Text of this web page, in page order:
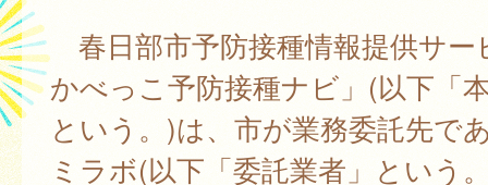
春日部市予防接種情報提供サー
かべっこ予防接種ナビ」(以下「
という。)は、市が業務委託先で
ミラボ(以下「委託業者」という